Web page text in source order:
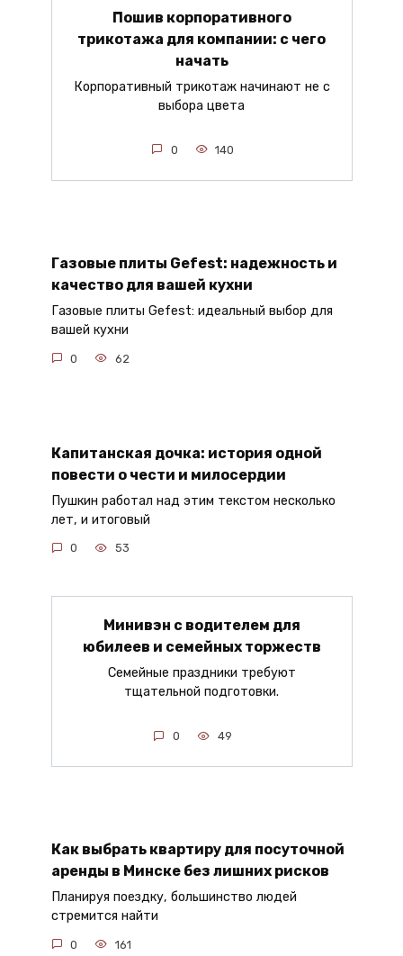
Пошив корпоративного
трикотажа для компании: с чего
начать
Корпоративный трикотаж начинают не с
выбора цвета
0 140
Газовые плиты Gefest: надежность и
качество для вашей кухни
Газовые плиты Gefest: идеальный выбор для
вашей кухни
0 62
Капитанская дочка: история одной
повести о чести и милосердии
Пушкин работал над этим текстом несколько
лет, и итоговый
0 53
Минивэн с водителем для
юбилеев и семейных торжеств
Семейные праздники требуют
тщательной подготовки.
0 49
Как выбрать квартиру для посуточной
аренды в Минске без лишних рисков
Планируя поездку, большинство людей
стремится найти
0 161